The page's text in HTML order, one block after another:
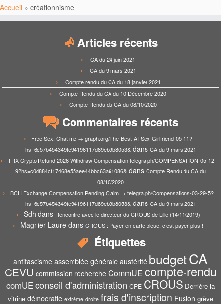
Accueil » créationnisme
Articles récents
CA du 24 juin 2021
CA du 9 mars 2021
Compte rendu du CA du 18 janvier 2021
Compte Rendu du CA du 10 Décembre 2020
Compte Rendu du CA du 08/10/2020
Commentaires récents
Free Sex. Chat me → graph.org/The-Best-AI-Sex-Girlfriend-05-11?
hs=6c57b454349fe94196117d89eb9b8053&dans CA du 9 mars 2021
TRX Crypto Refund 2026 Withdraw Compensation telegra.ph/COMPENSATION-05-12-
9?hs=c0d884cf17468e55aee44bbc63a61086& dans Compte Rendu du CA du
08/10/2020
BCH Exchange Compensation Pending Claim → telegra.ph/Compensations-03-29-5?
hs=6c57b454349fe94196117d89eb9b8053&dans CA du 9 mars 2021
Sdh dans Rencontre avec le directeur du CROUS de Lille (14/11/2019)
Magnier Laure dans CROUS : Payer en carte bleue, c’est payer plus !
Étiquettes
antifascisme assemblée générale austérité budgetCA
CEVU commission recherche CommUE compte-rendu
comUEconseil d'administration CPE CROUS Derrière la
vitrine démocratie extrême-droite frais d'inscription Fusion grève